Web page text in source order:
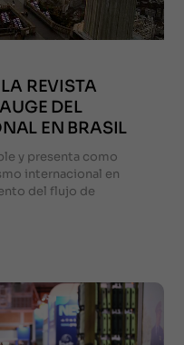
REVISTA
DEL
EN BRASIL
y presenta como
internacional en
del flujo de